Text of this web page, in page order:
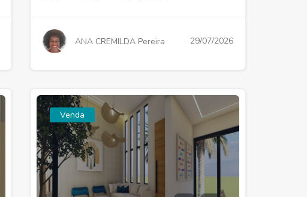
ANA CREMILDA Pereira 29/07/2026
Venda